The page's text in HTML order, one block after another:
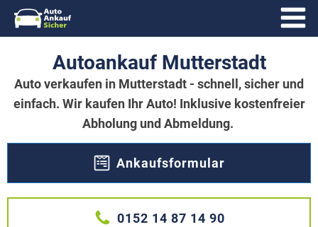
Autoankauf Mutterstadt
Auto verkaufen in Mutterstadt - schnell, sicher und
einfach. Wir kaufen Ihr Auto! Inklusive kostenfreier
Abholung und Abmeldung.
Ankaufsformular
0152 14 87 14 90